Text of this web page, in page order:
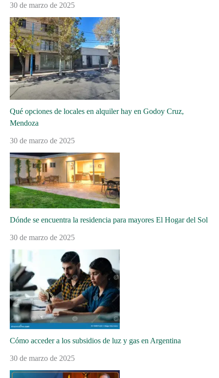
30 de marzo de 2025
Qué opciones de locales en alquiler hay en Godoy Cruz,
Mendoza
30 de marzo de 2025
Dónde se encuentra la residencia para mayores El Hogar del Sol
30 de marzo de 2025
Cómo acceder a los subsidios de luz y gas en Argentina
30 de marzo de 2025